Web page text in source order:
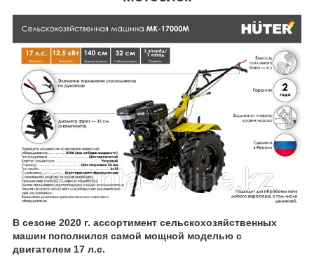
В сезоне 2020 г. ассортимент сельскохозяйственных
машин пополнился самой мощной моделью с
двигателем 17 л.с.